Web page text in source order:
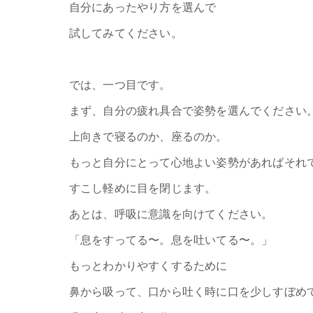
自分にあったやり方を選んで
試してみてください。
では、一つ目です。
まず、自分の疲れ具合で姿勢を選んでください。
上向きで寝るのか、座るのか。
もっと自分にとって心地よい姿勢があればそれ
すこし軽めに目を閉じます。
あとは、呼吸に意識を向けてください。
「息をすってる〜。息を吐いてる〜。」
もっとわかりやすくするために
鼻から吸って、口から吐く時に口を少しすぼめ